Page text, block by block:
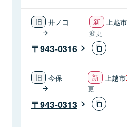
井ノ口 上越市
変更
943-0316
今保 上越市
更
943-0313